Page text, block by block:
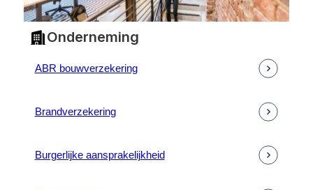
Onderneming
ABR bouwverzekering
Brandverzekering
Burgerlijke aansprakelijkheid